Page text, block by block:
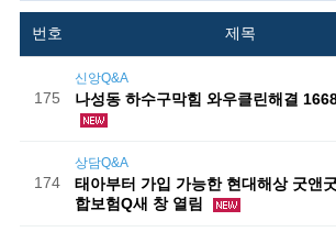
번호 제목
175
신앙Q&A
나성동 하수구막힘 와우클린해결
174
상담Q&A
태아부터 가입 가능한 현대해상 굿앤
합보험Q새 창 열림